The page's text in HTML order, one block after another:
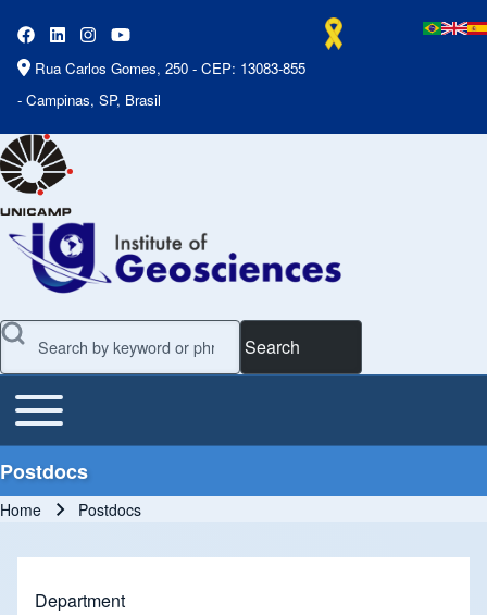
Rua Carlos Gomes, 250 - CEP: 13083-855
- Campinas, SP, Brasil
Search
Main Menu
Toggle main menu
Postdocs
Home Postdocs
Department